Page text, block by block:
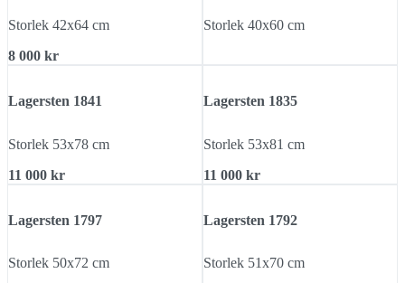
Storlek 42x64 cm
8 000 kr
Storlek 40x60 cm
Lagersten 1841
Storlek 53x78 cm
11 000 kr
Lagersten 1835
Storlek 53x81 cm
11 000 kr
Lagersten 1797
Storlek 50x72 cm
Lagersten 1792
Storlek 51x70 cm